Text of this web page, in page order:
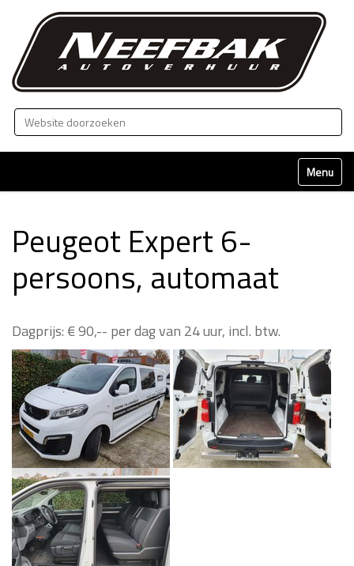
Zoek
Klap
Peugeot Expert 6-
persoons, automaat
Dagprijs: € 90,-- per dag van 24 uur, incl. btw.